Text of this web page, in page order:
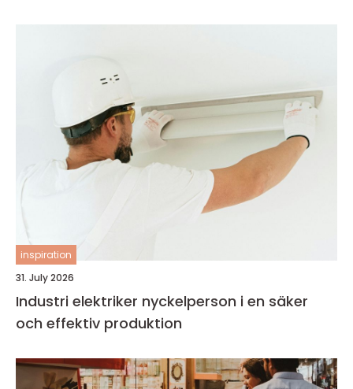
inspiration
31. July 2026
Industri elektriker nyckelperson i en säker
och effektiv produktion